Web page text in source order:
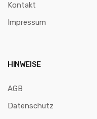
Kontakt
Impressum
HINWEISE
AGB
Datenschutz